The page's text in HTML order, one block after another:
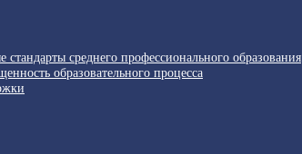
стандарты среднего профессионального образования
образовательного процесса